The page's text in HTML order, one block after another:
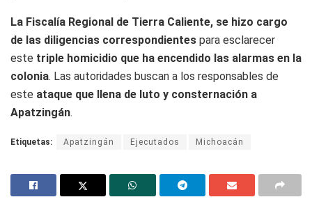
La Fiscalía Regional de Tierra Caliente, se hizo cargo
de las diligencias correspondientes para esclarecer
este triple homicidio que ha encendido las alarmas en la
colonia. Las autoridades buscan a los responsables de
este ataque que llena de luto y consternación a
Apatzingán.
Etiquetas: Apatzingán Ejecutados Michoacán